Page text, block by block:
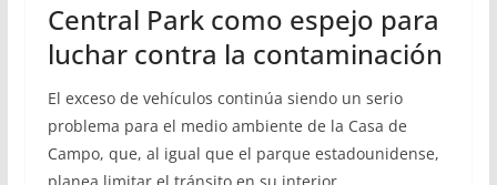
Central Park como espejo para
luchar contra la contaminación
El exceso de vehículos continúa siendo un serio
problema para el medio ambiente de la Casa de
Campo, que, al igual que el parque estadounidense,